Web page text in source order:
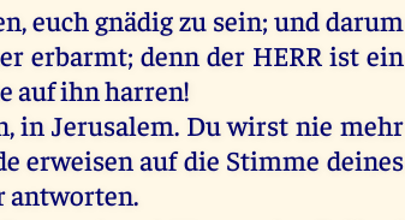
,euch gnädigzu sein; und darum
erbarmt; denn der HERR ist ein
aufihnharren!
,in Jerusalem. Du wirst nie mehr
erweisenaufdie Stimme deines
antworten.